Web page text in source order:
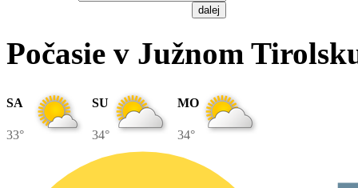
Počasie v Južnom
SA SU MO
33° 34° 34°